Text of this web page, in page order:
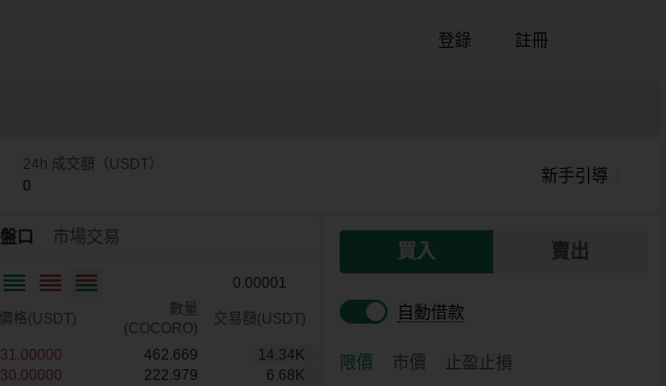
登錄 註冊
24h 成交額（USDT）
0
新手引導
盤口 市場交易
0.00001
價格(USDT)
數量
(COCORO)
交易額(USDT)
31.00000 462.669 14.34 K
30.00000
222.979 6.68 K
買入 賣出
自動借款
限價 市價 止盈止損